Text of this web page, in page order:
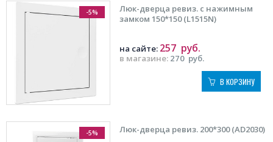
-5%
Люк-дверца ревиз. с нажимным
замком 150*150 (L1515N)
в магазине: 270 руб.
на сайте: 257 руб.
В КОРЗИНУ
-5% Люк-дверца ревиз. 200*300 (AD2030)